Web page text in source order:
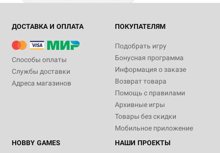
ДОСТАВКА И ОПЛАТА
Способы оплаты
Службы доставки
Адреса магазинов
ПОКУПАТЕЛЯМ
Подобрать игру
Бонусная программа
Информация о заказе
Возврат товара
Помощь с правилами
Архивные игры
Товары без скидки
Мобильное приложение
HOBBY GAMES
НАШИ ПРОЕКТЫ